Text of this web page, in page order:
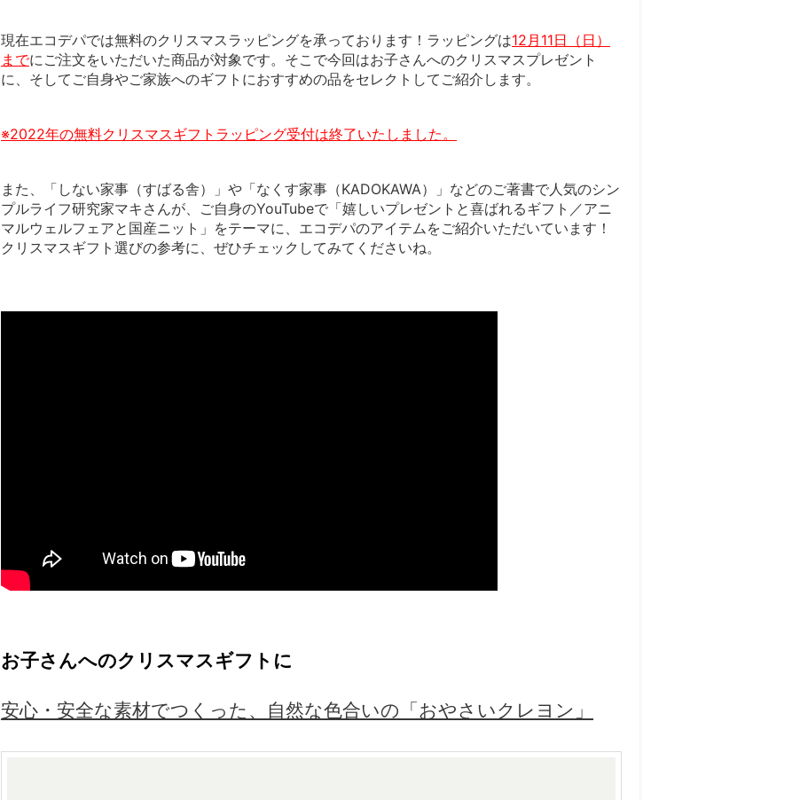
現在エコデパでは無料のクリスマスラッピングを承っております！ラッピングは12月11日（日）
までにご注文をいただいた商品が対象です。そこで今回はお子さんへのクリスマスプレゼント
に、そしてご自身やご家族へのギフトにおすすめの品をセレクトしてご紹介します。
※2022年の無料クリスマスギフトラッピング受付は終了いたしました。
また、「しない家事（すばる舎）」や「なくす家事（KADOKAWA）」などのご著書で人気のシン
プルライフ研究家マキさんが、ご自身のYouTubeで「嬉しいプレゼントと喜ばれるギフト／アニ
マルウェルフェアと国産ニット」をテーマに、エコデパのアイテムをご紹介いただいています！
クリスマスギフト選びの参考に、ぜひチェックしてみてくださいね。
お子さんへのクリスマスギフトに
安心・安全な素材でつくった、自然な色合いの「おやさいクレヨン」